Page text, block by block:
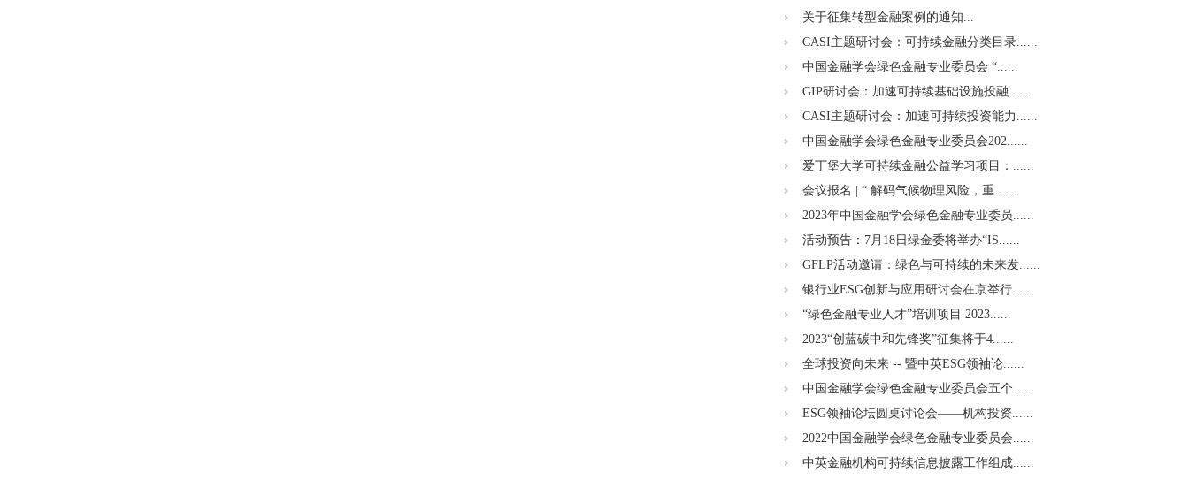
关于征集转型金融案例的通知...
CASI主题研讨会：可持续金融分类目录......
中国金融学会绿色金融专业委员会 “......
GIP研讨会：加速可持续基础设施投融......
CASI主题研讨会：加速可持续投资能力......
中国金融学会绿色金融专业委员会202......
爱丁堡大学可持续金融公益学习项目：......
会议报名 | “ 解码气候物理风险，重......
2023年中国金融学会绿色金融专业委员......
活动预告：7月18日绿金委将举办“IS......
GFLP活动邀请：绿色与可持续的未来发......
银行业ESG创新与应用研讨会在京举行......
“绿色金融专业人才”培训项目 2023......
2023“创蓝碳中和先锋奖”征集将于4......
全球投资向未来 -- 暨中英ESG领袖论......
中国金融学会绿色金融专业委员会五个......
ESG领袖论坛圆桌讨论会——机构投资......
2022中国金融学会绿色金融专业委员会......
中英金融机构可持续信息披露工作组成......